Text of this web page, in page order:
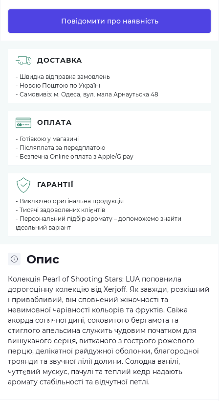
Повідомити про наявність
Опис
Колекція Pearl of Shooting Stars: LUA поповнила
дорогоцінну колекцію від Xerjoff. Як завжди, розкішний
і привабливий, він сповнений жіночності та
невимовної чарівності кольорів та фруктів. Свіжа
акорда сонячної дині, соковитого бергамота та
стиглого апельсина служить чудовим початком для
вишуканого серця, витканого з гострого рожевого
перцю, делікатної райдужної оболонки, благородної
троянди та звучної лілії долини. Солодка ванілі,
чуттєвий мускус, пачулі та теплий кедр надають
аромату стабільності та відчутної петлі.
ДОСТАВКА
- Швидка відправка замовлень
- Новою Поштою по Україні
- Самовивіз: м. Одеса, вул. мала Арнаутьска 48
ОПЛАТА
- Готівкою у магазині
- Післяплата за передплатою
- Безпечна Online оплата з Apple/G pay
ГАРАНТІЇ
- Виключно оригінальна продукція
- Тисячі задоволених клієнтів
- Персональний підбір аромату – допоможемо знайти
ідеальний варіант